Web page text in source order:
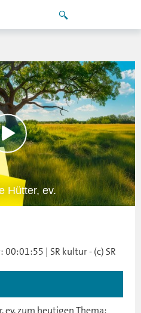
Hütter, ev.
| SR kultur - (c) SR
ev. zum heutigen Thema: